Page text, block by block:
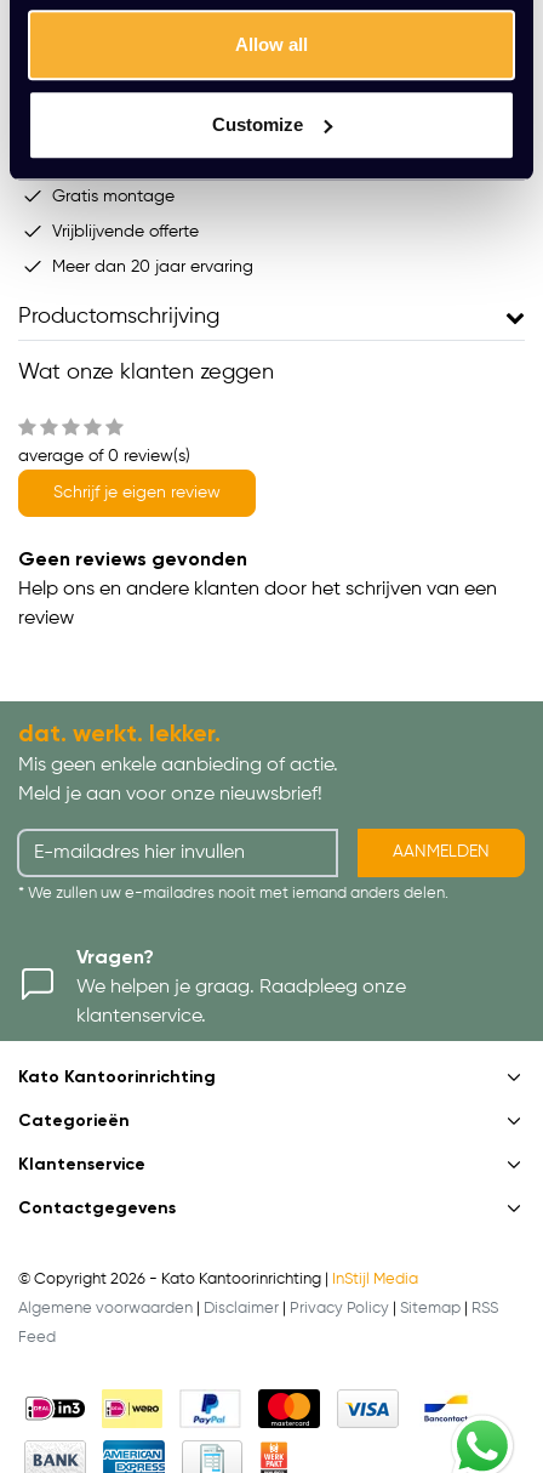
Allow all
Customize
Vraag jouw persoonlijke aanbieding aan
Gratis montage
Vrijblijvende offerte
Meer dan 20 jaar ervaring
Productomschrijving
Wat onze klanten zeggen
average of 0 review(s)
Schrijf je eigen review
Geen reviews gevonden
Help ons en andere klanten door het schrijven van een
review
dat. werkt. lekker.
Mis geen enkele aanbieding of actie.
Meld je aan voor onze nieuwsbrief!
AANMELDEN
* We zullen uw e-mailadres nooit met iemand anders delen.
Vragen?
We helpen je graag. Raadpleeg onze
klantenservice.
Kato Kantoorinrichting
Categorieën
Klantenservice
Contactgegevens
© Copyright 2026 - Kato Kantoorinrichting |
InStijl Media
Algemene voorwaarden
Disclaimer Privacy Policy Sitemap
RSS
Feed